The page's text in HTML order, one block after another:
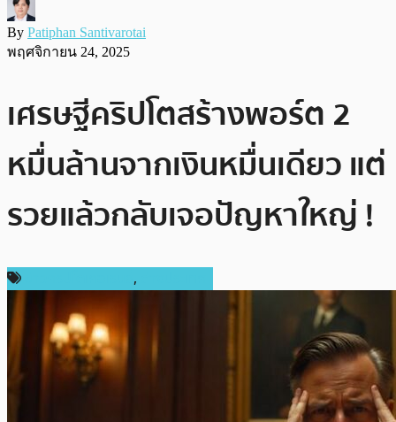
By Patiphan Santivarotai
พฤศจิกายน 24, 2025
เศรษฐีคริปโตสร้างพอร์ต 2
หมื่นล้านจากเงินหมื่นเดียว แต่
รวยแล้วกลับเจอปัญหาใหญ่ !
,